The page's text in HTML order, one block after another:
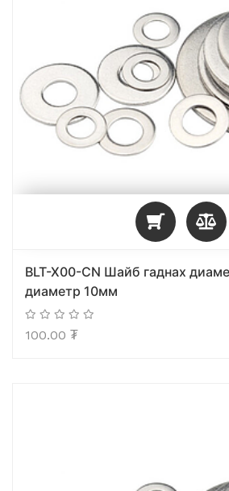
BLT-X00-CN Шайб гаднах
диаметр 10мм
100.00 ₮